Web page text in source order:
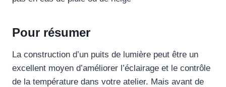
Pour résumer
La construction d’un puits de lumière peut être un
excellent moyen d’améliorer l’éclairage et le contrôle
de la température dans votre atelier. Mais avant de